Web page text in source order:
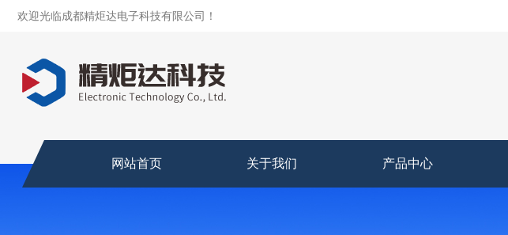
欢迎光临成都精炬达电子科技有限公司！
网站首页 关于我们 产品中心